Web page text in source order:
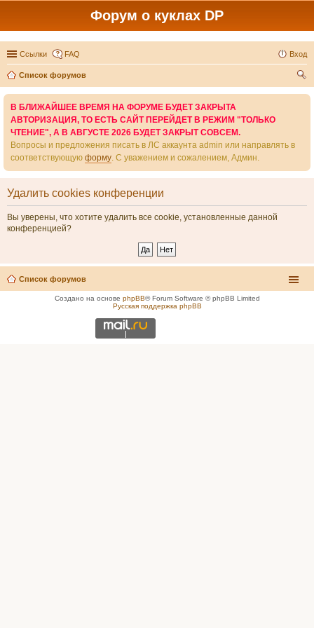
Форум о куклах DP
Ссылки FAQ Вход
Список форумов
В БЛИЖАЙШЕЕ ВРЕМЯ НА ФОРУМЕ БУДЕТ ЗАКРЫТА
АВТОРИЗАЦИЯ, ТО ЕСТЬ САЙТ ПЕРЕЙДЕТ В РЕЖИМ "ТОЛЬКО
ЧТЕНИЕ", А В АВГУСТЕ 2026 БУДЕТ ЗАКРЫТ СОВСЕМ.
Вопросы и предложения писать в ЛС аккаунта admin или направлять в
соответствующую форму. С уважением и сожалением, Админ.
Удалить cookies конференции
Вы уверены, что хотите удалить все cookie, установленные данной
конференцией?
Список форумов
Создано на основе phpBB® Forum Software © phpBB Limited
Русская поддержка phpBB